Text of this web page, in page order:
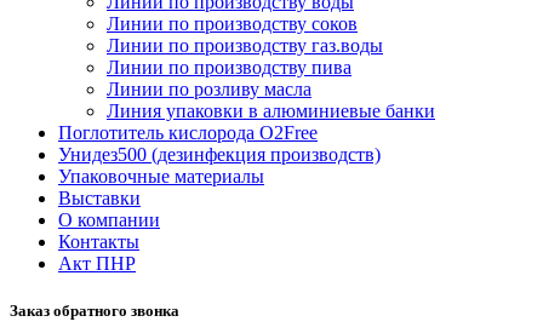
Линии по производству соков
Линии по производству газ.воды
Линии по производству пива
Линии по розливу масла
Линия упаковки в алюминиевые банки
Поглотитель кислорода O2Free
Унидез500 (дезинфекция производств)
Упаковочные материалы
Выставки
О компании
Контакты
Акт ПНР
Заказ обратного звонка